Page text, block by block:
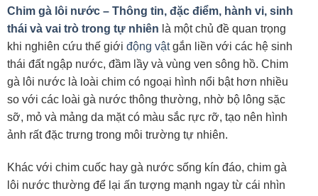
Chim gà lôi nước – Thông tin, đặc điểm, hành vi, sinh
thái và vai trò trong tự nhiên là một chủ đề quan trọng
khi nghiên cứu thế giới động vậtgắn liền với các hệ sinh
thái đất ngập nước, đầm lầy và vùng ven sông hồ. Chim
gà lôi nước là loài chim có ngoại hình nổi bật hơn nhiều
so với các loài gà nước thông thường, nhờ bộ lông sặc
sỡ, mỏ và mảng da mặt có màu sắc rực rỡ, tạo nên hình
ảnh rất đặc trưng trong môi trường tự nhiên.
Khác với chim cuốc hay gà nước sống kín đáo, chim gà
lôi nước thường để lại ấn tượng mạnh ngay từ cái nhìn